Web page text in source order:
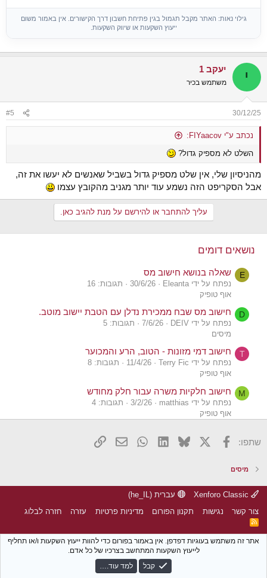
גילוי נאות: האתר מקבל תגמול בגין פתיחת חשבון דרך הקישורים. אין באמור משום
ייעוץ השקעות או שיווק השקעות.
י יעקב 1
משתמש בכיר
30/12/25
#5
נכתב ע"י FIYaacov:
השלט לא מספיק גדול?
מהניסיון שלי, אין שלט מספיק גדול בשביל שאנשים לא יעשו את זה,
אבל הסקריפט הזה נשמע עוד יותר מגניב מהקובץ עצמו
עליך להתחבר או להירשם על מנת להגיב כאן.
נושאים דומים
E שאלה בנושא חישוב מס
נפתח על ידי Eleanta 30/6/26
תגובות: 16
אוף טופיק
D חישוב מס שבח ממכירת נדלן עם הטבת יישוב מוטב.
נפתח על ידי DEIV 7/6/26
תגובות: 5
מיסים
T חישוב דמי מזונות - הטוב, הרע והמכוער
נפתח על ידי Terry Fic 11/4/26
תגובות: 8
אוף טופיק
M חישוב חלקיות משרה עבור חלק מחודש
נפתח על ידי matthias 3/2/26
תגובות: 4
אוף טופיק
שמופיע בתלוש שכר
N
נפתח על ידי nir1999 3/1/26
נפתח על ידי Zorg 25/12/25
תגובות: 56
שוק ההון
חישוב פרישה בגיל 60 עם חיסכון חודשי של 8 אלף שקל
נפתח על ידי אנטריקוט 18/12/25 תגובות: 13
שתפו: פייסבוק
X
Bluesky
LinkedIn
WhatsApp
דואר אלקטרוני
הוסף קישור
מיסים
עברית (he_IL)
צור קשר
נגישות תקנון הפורום מדיניות פרטיות עזרה חזרה לבלוג
R
S
אתר זה משתמש בעוגיות דפדפן. אין באמור בפורום כדי להוות ייעוץ השקעות ו/או תחליף
לייעוץ השקעות המתחשב בצרכיו של כל אדם.
קבל
למד עוד.…